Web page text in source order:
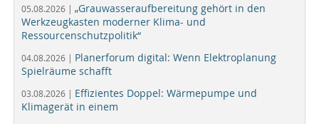
05.08.2026 | „Grauwasseraufbereitung gehört in den
Werkzeugkasten moderner Klima- und
Ressourcenschutzpolitik“
04.08.2026 | Planerforum digital: Wenn Elektroplanung
Spielräume schafft
03.08.2026 | Effizientes Doppel: Wärmepumpe und
Klimagerät in einem